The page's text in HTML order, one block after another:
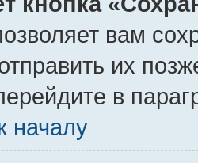
вам
их
в
началу